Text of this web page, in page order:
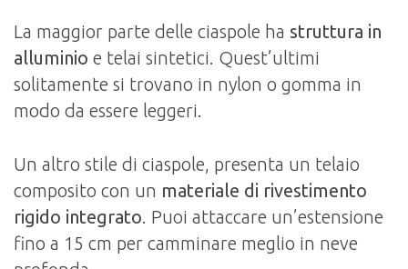
La maggior parte delle ciaspole ha struttura in
alluminio e telai sintetici. Quest’ultimi
solitamente si trovano in nylon o gomma in
modo da essere leggeri.
Un altro stile di ciaspole, presenta un telaio
composito con un materiale di rivestimento
rigido integrato. Puoi attaccare un’estensione
fino a 15 cm per camminare meglio in neve